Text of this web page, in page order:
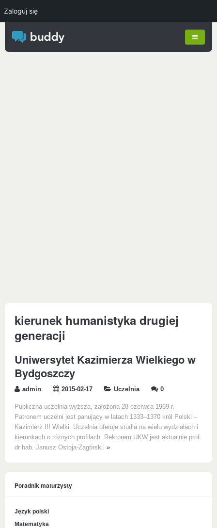
kierunek humanistyka drugiej
generacji
Uniwersytet Kazimierza Wielkiego w
Bydgoszczy
admin 2015-02-17 Uczelnia 0
Publiczna uczelnia wyższa, założona 28 czerwca 1969 r.
Patronem uczelni jest panujący w latach 1333–1370 król Polski –
Kazimierz III Wielki. Uczelnia oferuje studia na wielu wydziałach i
kierunkach o różnych profilach. Rektorem UKW jest aktualnie prof.
dr hab. Janusz Ostoja-Zagórski. »
Poradnik maturzysty
Język polski
Matematyka
Zaloguj się